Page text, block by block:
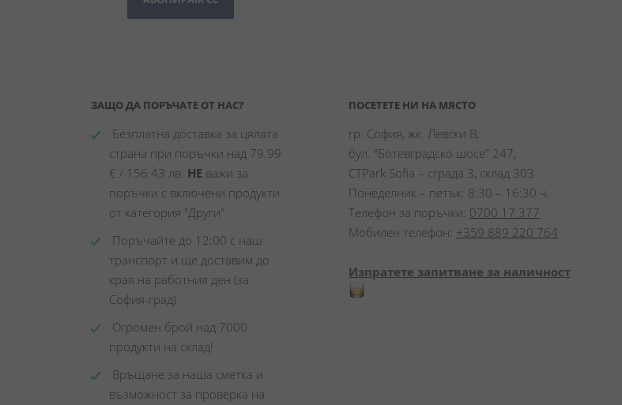
ЗАЩО ДА ПОРЪЧАТЕ ОТ НАС?
Безплатна доставка за цялата
страна при поръчки над 79.99
€ / 156.43 лв. НЕ важи за
поръчки с включени продукти
от категория "Други"
Поръчайте до 12:00 с наш
транспорт и ще доставим до
края на работния ден (за
София-град)
Огромен брой над 7000
продукти на склад!
Връщане за наша сметка и
възможност за проверка на
ПОСЕТЕТЕ НИ НА МЯСТО
гр. София, жк. Левски В,
бул. “Ботевградско шосе” 247,
CTPark Sofia – сграда 3, склад 303
Понеделник – петък: 8:30 – 16:30 ч.
Телефон за поръчки: 0700 17 377
Мобилен телефон: +359 889 220 764
Изпратете запитване за наличност